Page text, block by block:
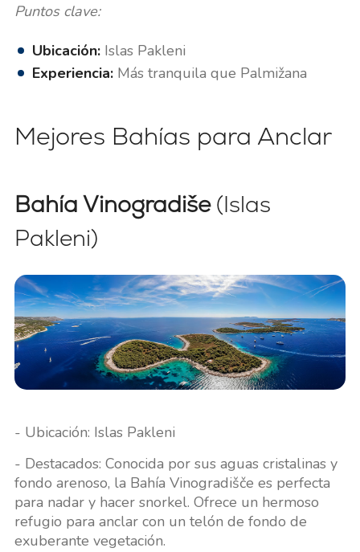
Puntos clave:
Ubicación:Islas Pakleni
Experiencia:Más tranquila que Palmižana
Mejores Bahías para Anclar
Bahía Vinogradiše(Islas
Pakleni)
- Ubicación: Islas Pakleni
- Destacados: Conocida por sus aguas cristalinas y
fondo arenoso, la Bahía Vinogradišče es perfecta
para nadar y hacer snorkel. Ofrece un hermoso
refugio para anclar con un telón de fondo de
exuberante vegetación.